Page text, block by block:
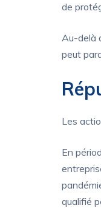
de
Au-delà
peut
Les
En
qualifié